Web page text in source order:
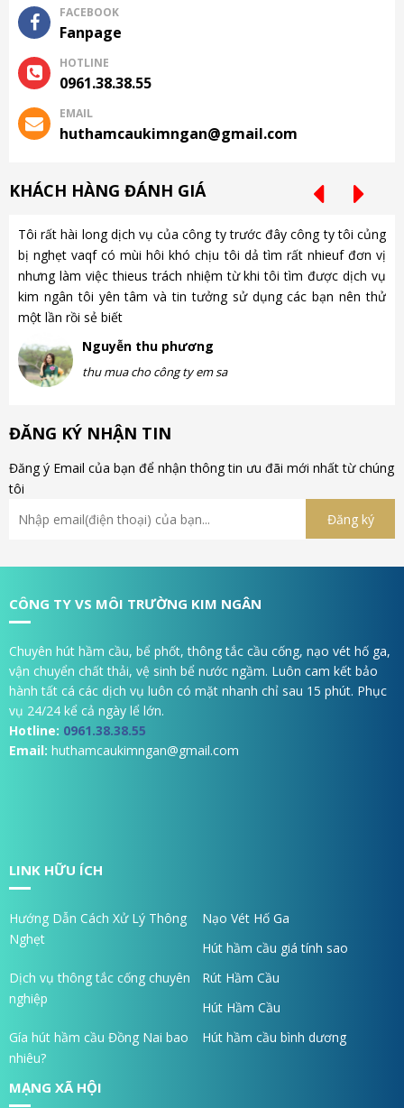
FACEBOOK
Fanpage
HOTLINE
0961.38.38.55
EMAIL
huthamcaukimngan@gmail.com
KHÁCH HÀNG ĐÁNH GIÁ
Tôi rất hài long dịch vụ của công ty trước đây công ty tôi củng
bị nghẹt vaqf có mùi hôi khó chịu tôi dả tìm rất nhieuf đơn vị
nhưng làm việc thieus trách nhiệm từ khi tôi tìm được dịch vụ
kim ngân tôi yên tâm và tin tưởng sử dụng các bạn nên thử
một lần rồi sẻ biết
Nguyễn thu phương
thu mua cho công ty em sa
ĐĂNG KÝ NHẬN TIN
Đăng ý Email của bạn để nhận thông tin ưu đãi mới nhất từ chúng
tôi
CÔNG TY VS MÔI TRƯỜNG KIM NGÂN
Chuyên hút hầm cầu, bể phốt, thông tắc cầu cống, nạo vét hố ga,
vận chuyển chất thải, vệ sinh bể nước ngầm. Luôn cam kết bảo
hành tất cá các dịch vụ luôn có mặt nhanh chỉ sau 15 phút. Phục
vụ 24/24 kể cả ngày lể lớn.
Hotline: 0961.38.38.55
Email: huthamcaukimngan@gmail.com
LINK HỮU ÍCH
Hướng Dẫn Cách Xử Lý Thông
Nghẹt
Nạo Vét Hố Ga
Hút hầm cầu giá tính sao
Dịch vụ thông tắc cống chuyên
nghiệp
Rút Hầm Cầu
Hút Hầm Cầu
Gía hút hầm cầu Đồng Nai bao
nhiêu?
Hút hầm cầu bình dương
MẠNG XÃ HỘI